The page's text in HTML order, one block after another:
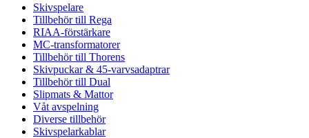
Skivspelare
Tillbehör till Rega
RIAA-förstärkare
MC-transformatorer
Tillbehör till Thorens
Skivpuckar & 45-varvsadaptrar
Tillbehör till Dual
Slipmats & Mattor
Våt avspelning
Diverse tillbehör
Skivspelarkablar